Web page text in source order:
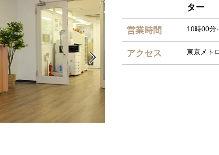

ター
営業時間 10時00分
アクセス 東京メト